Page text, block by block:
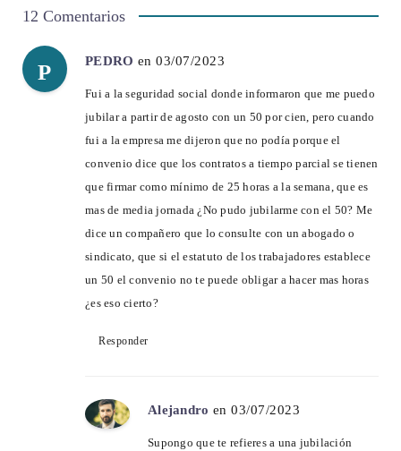
12 Comentarios
P PEDRO en 03/07/2023
Fui a la seguridad social donde informaron que me puedo
jubilar a partir de agosto con un 50 por cien, pero cuando
fui a la empresa me dijeron que no podía porque el
convenio dice que los contratos a tiempo parcial se tienen
que firmar como mínimo de 25 horas a la semana, que es
mas de media jornada ¿No pudo jubilarme con el 50? Me
dice un compañero que lo consulte con un abogado o
sindicato, que si el estatuto de los trabajadores establece
un 50 el convenio no te puede obligar a hacer mas horas
¿es eso cierto?
Responder
Alejandro en 03/07/2023
Supongo que te refieres a una jubilación